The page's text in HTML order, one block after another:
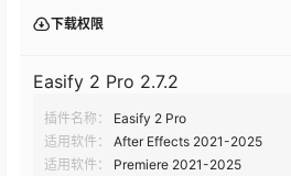
下载权限
Easify 2 Pro 2.7.2
插件名称：
Easify 2 Pro
适用软件：
After Effects 2021-2025
适用软件：
Premiere 2021-2025